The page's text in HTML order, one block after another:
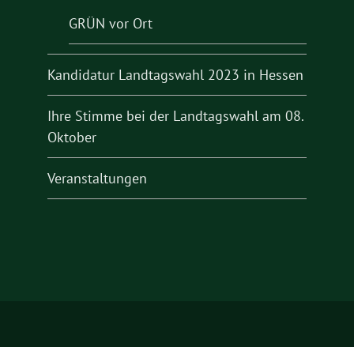
GRÜN vor Ort
Kandidatur Landtagswahl 2023 in Hessen
Ihre Stimme bei der Landtagswahl am 08.
Oktober
Veranstaltungen